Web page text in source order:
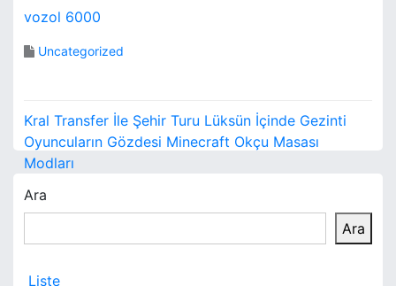
vozol 6000
Uncategorized
Y
a
z
ı
g
Kral Transfer İle Şehir Turu Lüksün İçinde Gezinti
Oyuncuların Gözdesi Minecraft Okçu Masası
Modları
Ara
Ara
Liste